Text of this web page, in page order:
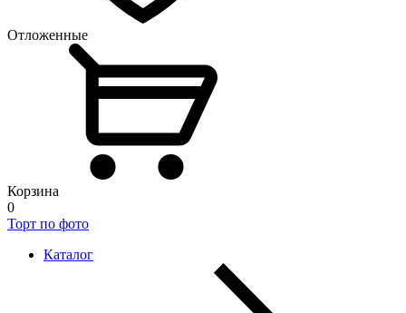
Отложенные
Корзина
0
Торт по фото
Каталог